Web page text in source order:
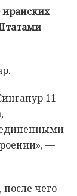
11
—
чего